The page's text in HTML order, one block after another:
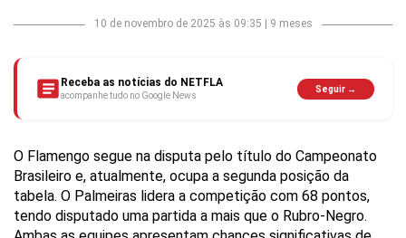
10 de novembro de 2025 às 09:35 9 meses
Receba as notícias do NETFLA
acompanhe tudo no Google News
Seguir →
O Flamengo segue na disputa pelo título do Campeonato
Brasileiro e, atualmente, ocupa a segunda posição da
tabela. O Palmeiras lidera a competição com 68 pontos,
tendo disputado uma partida a mais que o Rubro-Negro.